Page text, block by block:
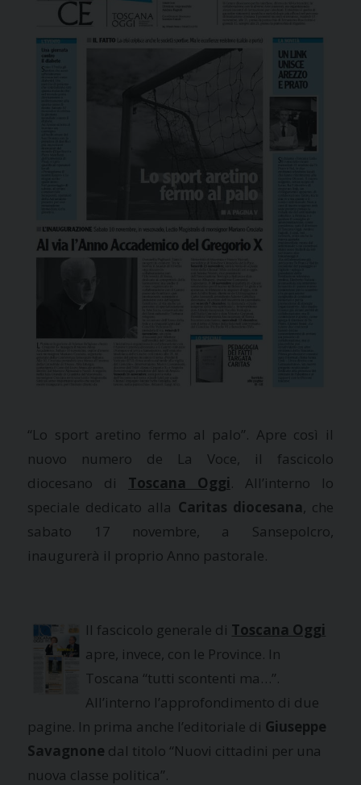
“Lo sport aretino fermo al palo”. Apre così il
nuovo numero de La Voce, il fascicolo
diocesano di Toscana Oggi. All’interno lo
speciale dedicato alla Caritas diocesana, che
sabato 17 novembre, a Sansepolcro,
inaugurerà il proprio Anno pastorale.
Il fascicolo generale di Toscana Oggi
apre, invece, con le Province. In
Toscana “tutti scontenti ma…”.
All’interno l’approfondimento di due
pagine. In prima anche l’editoriale di Giuseppe
Savagnone dal titolo “Nuovi cittadini per una
nuova classe politica”.